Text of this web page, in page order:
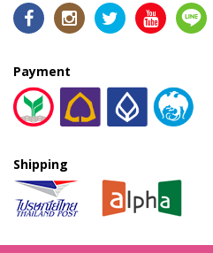
Payment
Shipping